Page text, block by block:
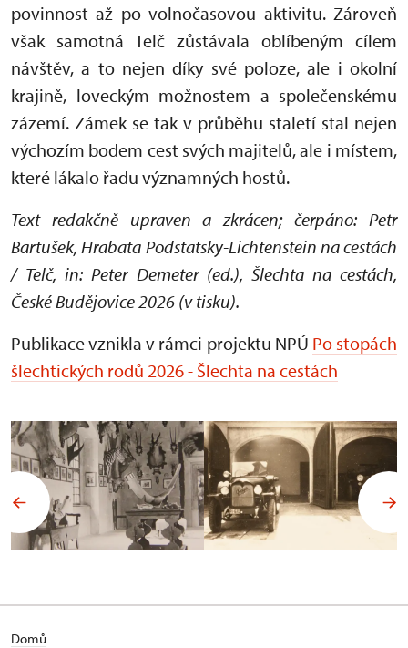
povinnost až po volnočasovou aktivitu. Zároveň
však samotná Telč zůstávala oblíbeným cílem
návštěv, a to nejen díky své poloze, ale i okolní
krajině, loveckým možnostem a společenskému
zázemí. Zámek se tak v průběhu staletí stal nejen
výchozím bodem cest svých majitelů, ale i místem,
které lákalo řadu významných hostů.
Text redakčně upraven a zkrácen; čerpáno: Petr
Bartušek, Hrabata Podstatsky-Lichtenstein na cestách
/ Telč, in: Peter Demeter (ed.), Šlechta na cestách,
České Budějovice 2026 (v tisku).
Publikace vznikla v rámci projektu NPÚ Po stopách
šlechtických rodů 2026 - Šlechta na cestách
Domů